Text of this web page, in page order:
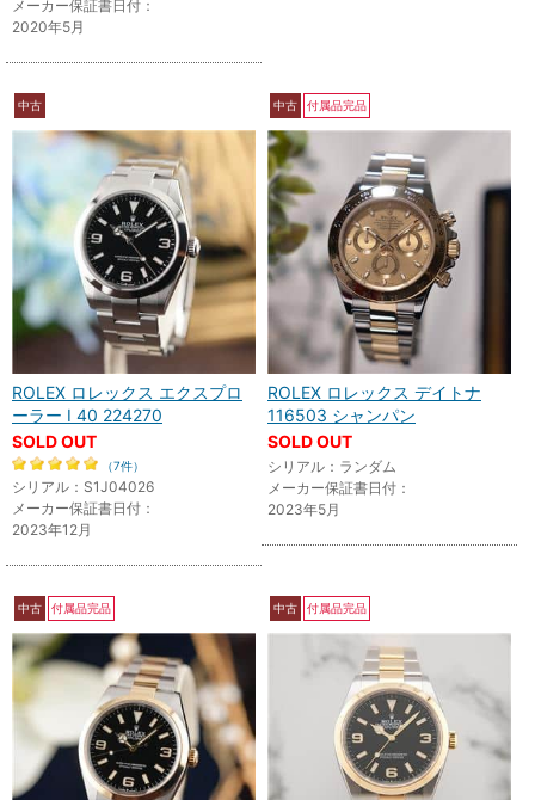
メーカー保証書日付：
2020年5月
中古
ROLEX ロレックス エクスプロ
ーラー I 40 224270
SOLD OUT
（7件）
シリアル：S1J04026
メーカー保証書日付：
2023年12月
中古 付属品完品
ROLEX ロレックス デイトナ
116503 シャンパン
SOLD OUT
シリアル：ランダム
メーカー保証書日付：
2023年5月
中古 付属品完品 中古 付属品完品